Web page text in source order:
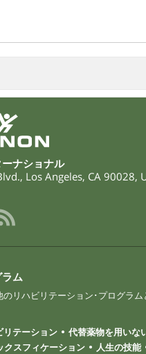
ナショナル
, Los Angeles, CA 90028,
ム
リハビリテーション･プログラム
リテーション
代替薬物を用いな
クスフィケーション
人生の技能